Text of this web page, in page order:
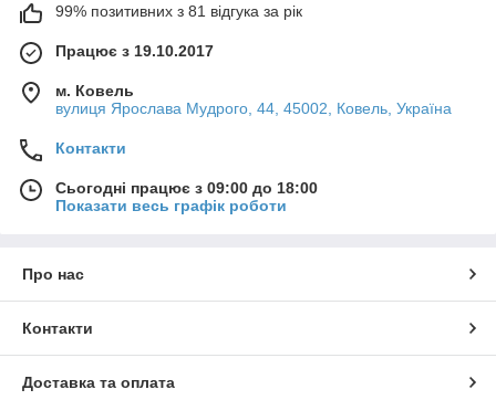
99% позитивних з 81 відгука за рік
Працює з 19.10.2017
м. Ковель
вулиця Ярослава Мудрого, 44, 45002, Ковель, Україна
Контакти
Сьогодні працює з 09:00 до 18:00
Показати весь графік роботи
Про нас
Контакти
Доставка та оплата